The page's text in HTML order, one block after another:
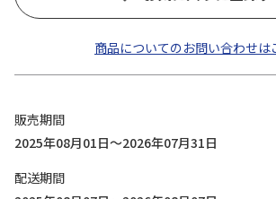
商品についてのお問い合わせは
販売期間
2025年08月01日～2026年07月31日
配送期間